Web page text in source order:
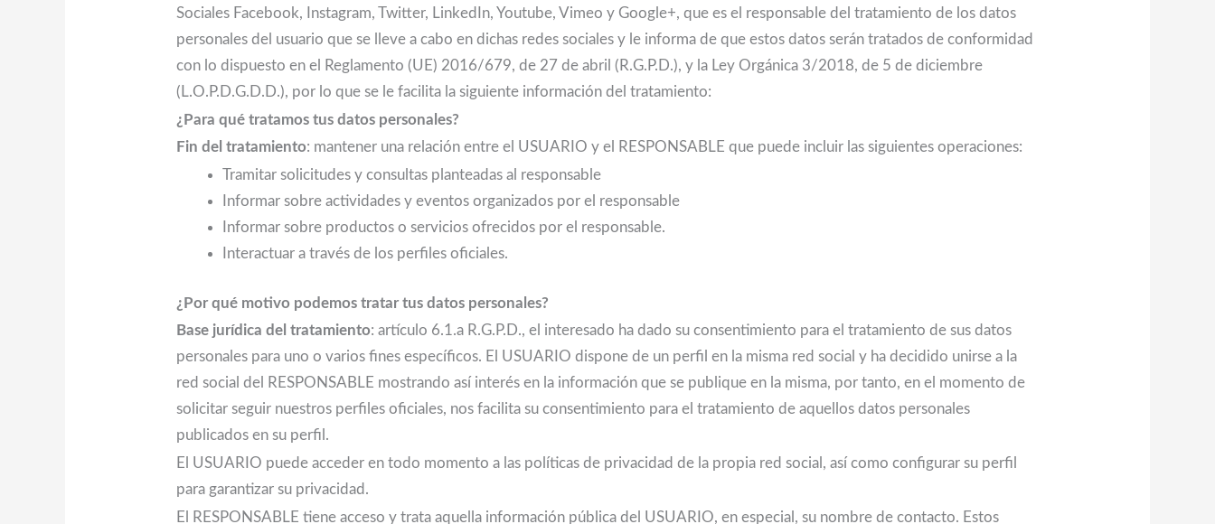
Sociales Facebook, Instagram, Twitter, LinkedIn, Youtube, Vimeo y Google+, que es el responsable del tratamiento de los datos
personales del usuario que se lleve a cabo en dichas redes sociales y le informa de que estos datos serán tratados de conformidad
con lo dispuesto en el Reglamento (UE) 2016/679, de 27 de abril (R.G.P.D.), y la Ley Orgánica 3/2018, de 5 de diciembre
(L.O.P.D.G.D.D.), por lo que se le facilita la siguiente información del tratamiento:
¿Para qué tratamos tus datos personales?
Fin del tratamiento: mantener una relación entre el USUARIO y el RESPONSABLE que puede incluir las siguientes operaciones:
Tramitar solicitudes y consultas planteadas al responsable
Informar sobre actividades y eventos organizados por el responsable
Informar sobre productos o servicios ofrecidos por el responsable.
Interactuar a través de los perfiles oficiales.
¿Por qué motivo podemos tratar tus datos personales?
Base jurídica del tratamiento: artículo 6.1.a R.G.P.D., el interesado ha dado su consentimiento para el tratamiento de sus datos
personales para uno o varios fines específicos. El USUARIO dispone de un perfil en la misma red social y ha decidido unirse a la
red social del RESPONSABLE mostrando así interés en la información que se publique en la misma, por tanto, en el momento de
solicitar seguir nuestros perfiles oficiales, nos facilita su consentimiento para el tratamiento de aquellos datos personales
publicados en su perfil.
El USUARIO puede acceder en todo momento a las políticas de privacidad de la propia red social, así como configurar su perfil
para garantizar su privacidad.
El RESPONSABLE tiene acceso y trata aquella información pública del USUARIO, en especial, su nombre de contacto. Estos